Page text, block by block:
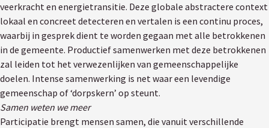
veerkracht en energietransitie. Deze globale abstractere context
lokaal en concreet detecteren en vertalen is een continu proces,
waarbij in gesprek dient te worden gegaan met alle betrokkenen
in de gemeente. Productief samenwerken met deze betrokkenen
zal leiden tot het verwezenlijken van gemeenschappelijke
doelen. Intense samenwerking is net waar een levendige
gemeenschap of ‘dorpskern’ op steunt.
Samen weten we meer
Participatie brengt mensen samen, die vanuit verschillende